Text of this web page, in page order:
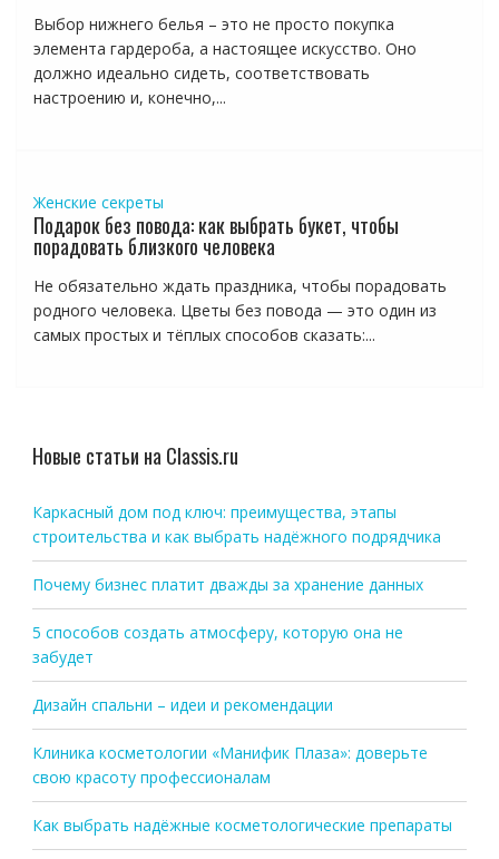
Выбор нижнего белья – это не просто покупка
элемента гардероба, а настоящее искусство. Оно
должно идеально сидеть, соответствовать
настроению и, конечно,...
Женские секреты
Подарок без повода: как выбрать букет, чтобы
порадовать близкого человека
Не обязательно ждать праздника, чтобы порадовать
родного человека. Цветы без повода — это один из
самых простых и тёплых способов сказать:...
Новые статьи на Classis.ru
Каркасный дом под ключ: преимущества, этапы
строительства и как выбрать надёжного подрядчика
Почему бизнес платит дважды за хранение данных
5 способов создать атмосферу, которую она не
забудет
Дизайн спальни – идеи и рекомендации
Клиника косметологии «Манифик Плаза»: доверьте
свою красоту профессионалам
Как выбрать надёжные косметологические препараты